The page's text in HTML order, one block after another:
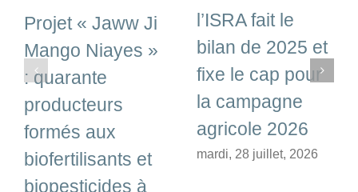
Projet « Jaww Ji
Mango Niayes »
: quarante
producteurs
formés aux
biofertilisants et
biopesticides à
l’ISRA fait le
bilan de 2025 et
fixe le cap pour
la campagne
agricole 2026
mardi, 28 juillet, 2026